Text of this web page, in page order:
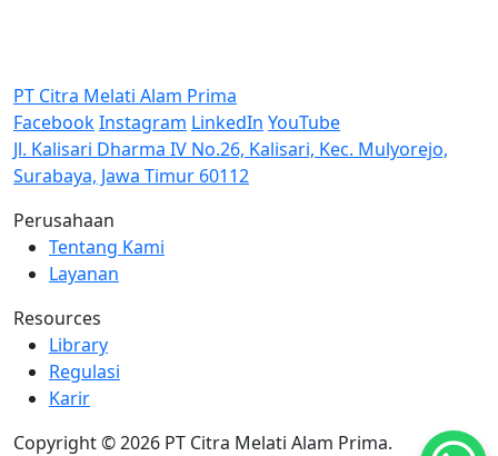
PT Citra Melati Alam Prima
FacebookInstagram LinkedIn YouTube
Jl. Kalisari Dharma IV No.26, Kalisari, Kec. Mulyorejo,
Surabaya, Jawa Timur 60112
Perusahaan
Tentang Kami
Layanan
Resources
Library
Regulasi
Karir
Copyright © 2026 PT Citra Melati Alam Prima.